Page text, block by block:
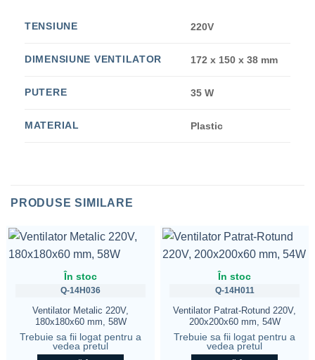
TENSIUNE 220V
DIMENSIUNE VENTILATOR 172 x 150 x 38 mm
PUTERE 35 W
MATERIAL Plastic
PRODUSE SIMILARE
În stoc
Q-14H036
Ventilator Metalic 220V,
180x180x60 mm, 58W
Trebuie sa fii logat pentru a
vedea pretul
În stoc
Q-14H011
Ventilator Patrat-Rotund 220V,
200x200x60 mm, 54W
Trebuie sa fii logat pentru a
vedea pretul